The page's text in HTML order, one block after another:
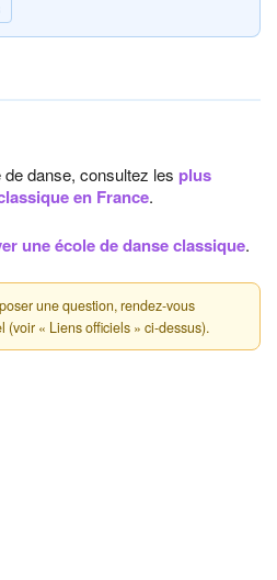
danse, consultez les plus
en France.
une école de danse classique.
une question, rendez-vous
(voir « Liens officiels » ci-dessus).